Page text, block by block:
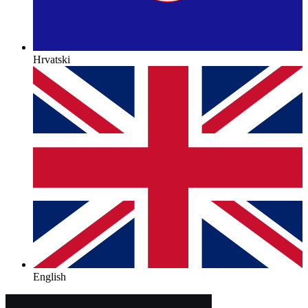
Hrvatski
English